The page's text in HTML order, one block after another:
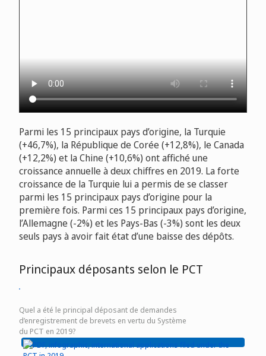
Parmi les 15 principaux pays d’origine, la Turquie
(+46,7%), la République de Corée (+12,8%), le Canada
(+12,2%) et la Chine (+10,6%) ont affiché une
croissance annuelle à deux chiffres en 2019. La forte
croissance de la Turquie lui a permis de se classer
parmi les 15 principaux pays d’origine pour la
première fois. Parmi ces 15 principaux pays d’origine,
l’Allemagne (-2%) et les Pays-Bas (-3%) sont les deux
seuls pays à avoir fait état d’une baisse des dépôts.
Principaux déposants selon le PCT
Quel a été le principal déposant de demandes
d’enregistrement de brevets en vertu du Système
du PCT en 2019?